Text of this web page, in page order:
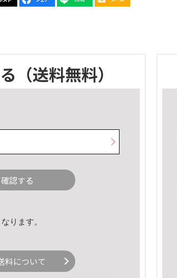
（送料無料）
認する
ります。
料について